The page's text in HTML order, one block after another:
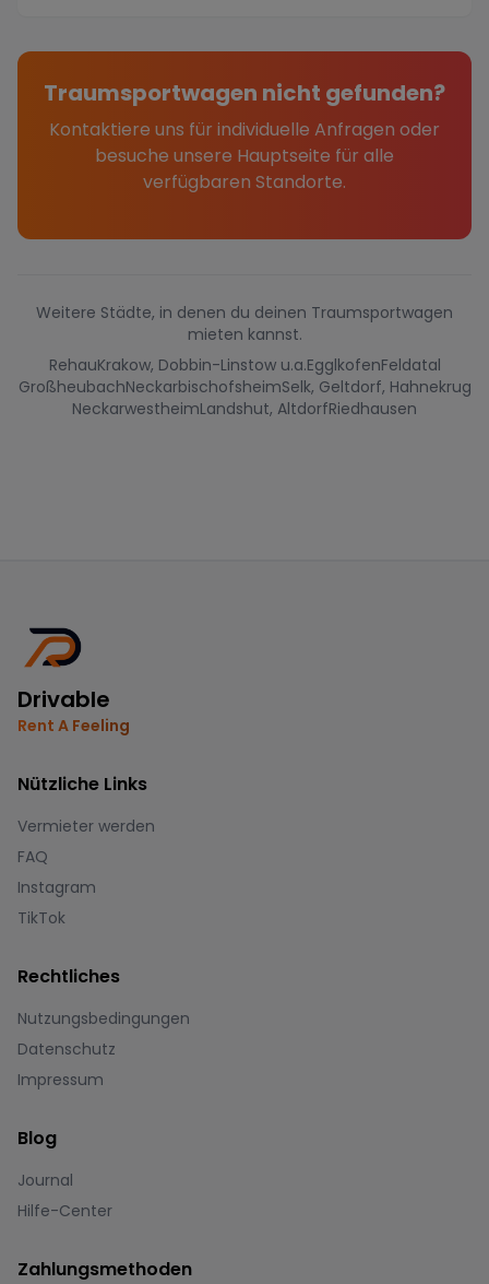
Traumsportwagen nicht gefunden?
Kontaktiere uns für individuelle Anfragen oder
besuche unsere Hauptseite für alle
verfügbaren Standorte.
Weitere Städte, in denen du deinen Traumsportwagen
mieten kannst.
RehauKrakow, Dobbin-Linstow u.a.EgglkofenFeldatal
GroßheubachNeckarbischofsheimSelk, Geltdorf, Hahnekrug
NeckarwestheimLandshut, AltdorfRiedhausen
Drivable
Rent A Feeling
Nützliche Links
Vermieter werden
FAQ
Instagram
TikTok
Rechtliches
Nutzungsbedingungen
Datenschutz
Impressum
Blog
Journal
Hilfe-Center
Zahlungsmethoden